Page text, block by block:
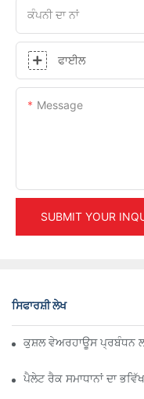
ਕੰਪਨੀ ਦਾ ਨਾਂ
ਫਾਈਲ
Message
SUBMIT YOUR
ਸਿਫਾਰਸ਼ੀ ਲੇਖ
ਕੁਸ਼ਲ ਵੇਅਰਹਾਊਸ ਪ੍ਰਬੰਧਨ
ਪੈਲੇਟ ਰੈਕ ਸਮਾਧਾਨਾਂ ਦਾ